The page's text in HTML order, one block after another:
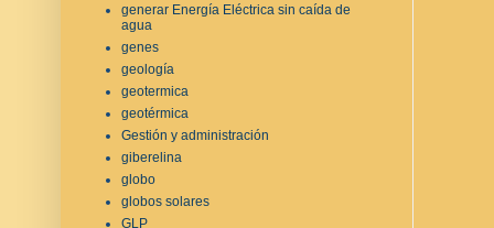
generar Energía Eléctrica sin caída de
agua
genes
geología
geotermica
geotérmica
Gestión y administración
giberelina
globo
globos solares
GLP